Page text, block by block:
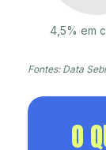
4,5% em
Fontes: Data
O